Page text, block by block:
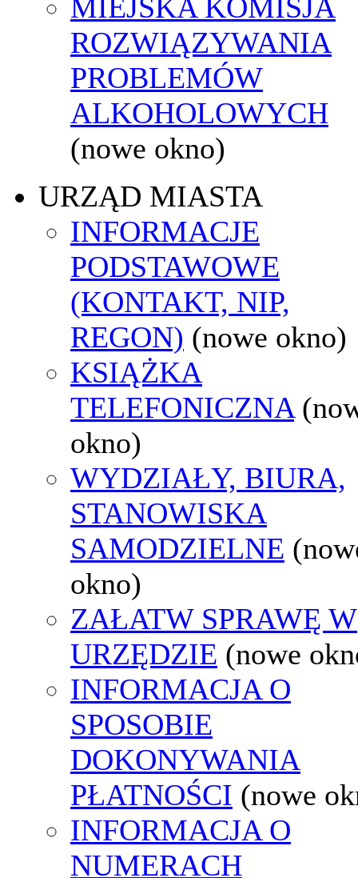
MIEJSKA KOMISJA
ROZWIĄZYWANIA
PROBLEMÓW
ALKOHOLOWYCH
(nowe okno)
URZĄD MIASTA
INFORMACJE
PODSTAWOWE
(KONTAKT, NIP,
REGON) (nowe okno)
KSIĄŻKA
TELEFONICZNA
okno)
WYDZIAŁY, BIURA,
STANOWISKA
SAMODZIELNE
okno)
ZAŁATW SPRAWĘ W
URZĘDZIE (nowe
INFORMACJA O
SPOSOBIE
DOKONYWANIA
PŁATNOŚCI (nowe
INFORMACJA O
NUMERACH